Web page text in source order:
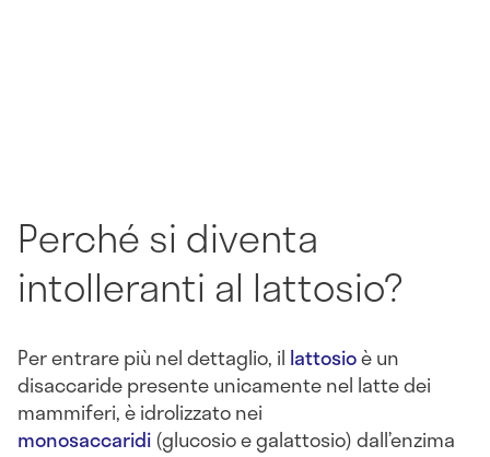
Perché si diventa
intolleranti al lattosio?
Per entrare più nel dettaglio, il lattosioè un
disaccaride presente unicamente nel latte dei
mammiferi, è idrolizzato nei
monosaccaridi(glucosio e galattosio) dall’enzima